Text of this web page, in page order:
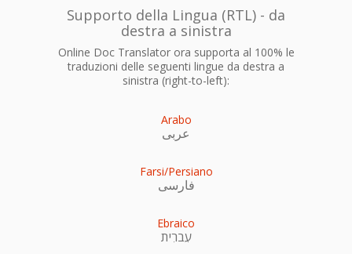
Supporto della Lingua (RTL) - da
destra a sinistra
Online Doc Translator ora supporta al 100% le
traduzioni delle seguenti lingue da destra a
sinistra (right-to-left):
Arabo
عربى
Farsi/Persiano
فارسی
Ebraico
עִברִית